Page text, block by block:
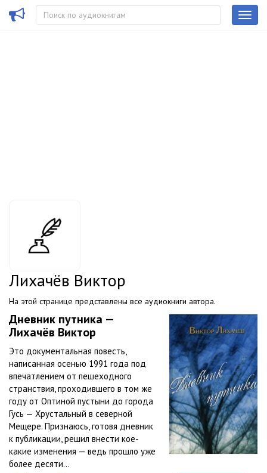
Лихачёв Виктор
На этой странице представлены все аудиокниги автора.
Дневник путника —
Лихачёв Виктор
Это документальная повесть,
написанная осенью 1991 года под
впечатлением от пешеходного
странствия, проходившего в том же
году от Оптиной пустыни до города
Гусь — Хрустальный в северной
Мещере. Признаюсь, готовя дневник
к публикации, решил внести кое-
какие изменения — ведь прошло уже
более десяти...